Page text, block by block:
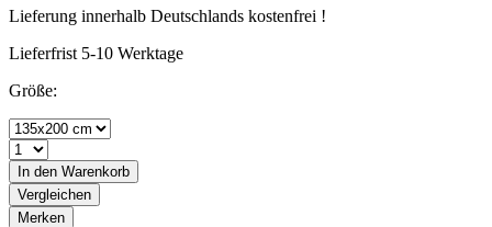
Lieferung innerhalb Deutschlands kostenfrei !
Lieferfrist 5-10 Werktage
Größe:
In den Warenkorb
Vergleichen
Merken